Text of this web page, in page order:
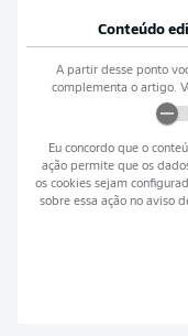
Conteúdo
A partir desse ponto
complementa o artigo.
Eu concordo que o
ação permite que os
os cookies sejam
sobre essa ação no aviso